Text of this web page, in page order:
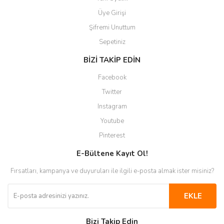
Üye Girişi
Şifremi Unuttum
Sepetiniz
BİZİ TAKİP EDİN
Facebook
Twitter
Instagram
Youtube
Pinterest
E-Bültene Kayıt Ol!
Fırsatları, kampanya ve duyuruları ile ilgili e-posta almak ister misiniz?
EKLE
Bizi Takip Edin